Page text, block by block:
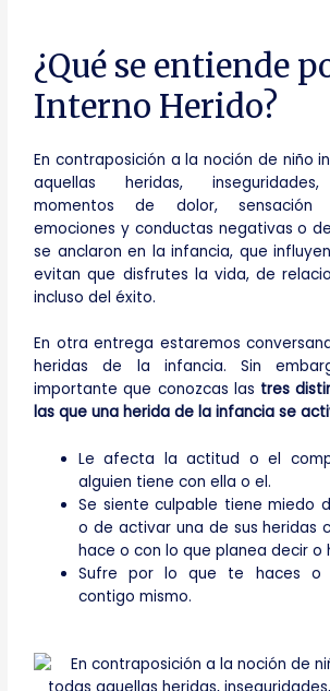
¿Qué se entiende
Interno Herido?
En contraposición a la noción de niño
aquellas heridas, inseguridades,
momentos de dolor, sensación
emociones y conductas negativas o
se anclaron en la infancia, que
evitan que disfrutes la vida, de
incluso del éxito.
En otra entrega estaremos
heridas de la infancia. Sin
importante que conozcas las tres
las que una herida de la infancia se
Le afecta la actitud o el
alguien tiene con ella o el.
Se siente culpable tiene miedo
o de activar una de sus heridas
hace o con lo que planea decir o
Sufre por lo que te haces o
contigo mismo.